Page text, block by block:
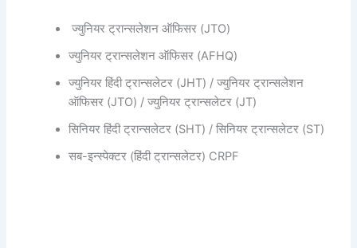
ज्युनियर ट्रान्सलेशन ऑफिसर (JTO)
ज्युनियर ट्रान्सलेशन ऑफिसर (AFHQ)
ज्युनियर हिंदी ट्रान्सलेटर (JHT) / ज्युनियर ट्रान्सलेशन
ऑफिसर (JTO) / ज्युनियर ट्रान्सलेटर (JT)
सिनियर हिंदी ट्रान्सलेटर (SHT) / सिनियर ट्रान्सलेटर (ST)
सब-इन्स्पेक्टर (हिंदी ट्रान्सलेटर) CRPF